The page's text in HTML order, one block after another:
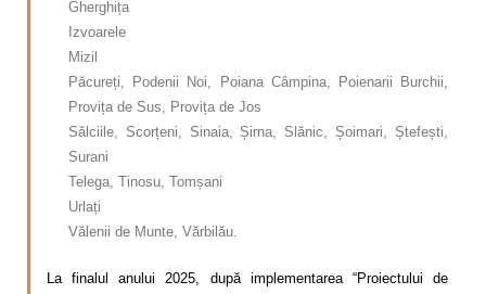
Gherghița
Izvoarele
Mizil
Păcureți, Podenii Noi, Poiana Câmpina, Poienarii Burchii,
Provița de Sus, Provița de Jos
Sălciile, Scorțeni, Sinaia, Șirna, Slănic, Șoimari, Ștefești,
Surani
Telega, Tinosu, Tomșani
Urlați
Vălenii de Munte, Vărbilău.
La finalul anului 2025, după implementarea “Proiectului de